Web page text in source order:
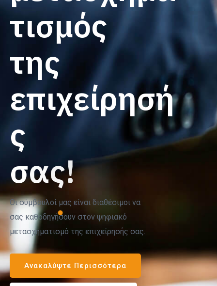
τισμός
της
επιχείρησή
ς
σας!
Οι σύμβουλοί μας είναι διαθέσιμοι να
σας καθοδηγήσουν στον ψηφιακό
μετασχηματισμό της επιχείρησής σας.
Ανακαλύψτε Περισσότερα